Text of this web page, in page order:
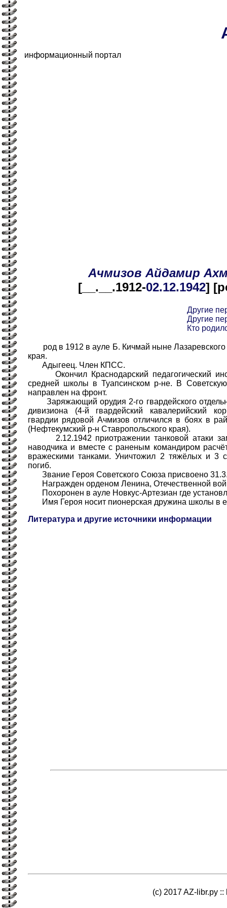
информационный портал
Ачмизов Айдамир
[__.__.1912-02.12.1942]
Другие
Другие
Кто
род в 1912 в ауле Б. Кичмай ныне Лазаревского
края.
Адыгеец. Член КПСС.
Окончил Краснодарский педагогический
средней школы в Туапсинском р-не. В
направлен на фронт.
Заряжающий орудия 2-го гвардейского
дивизиона (4-й гвардейский кавалерийский
гвардии рядовой Ачмизов отличился в боях в
(Нефтекумский р-н Ставропольского края).
2.12.1942 приотражении танковой атаки
наводчика и вместе с раненым командиром
вражескими танками. Уничтожил 2 тяжёлых и 3
погиб.
Звание Героя Советского Союза присвоено
Награжден орденом Ленина, Отечественной
Похоронен в ауле Новкус-Артезиан где
Имя Героя носит пионерская дружина школы в
Литература и другие источники информации
(c) 2017 AZ-libr.ру ::